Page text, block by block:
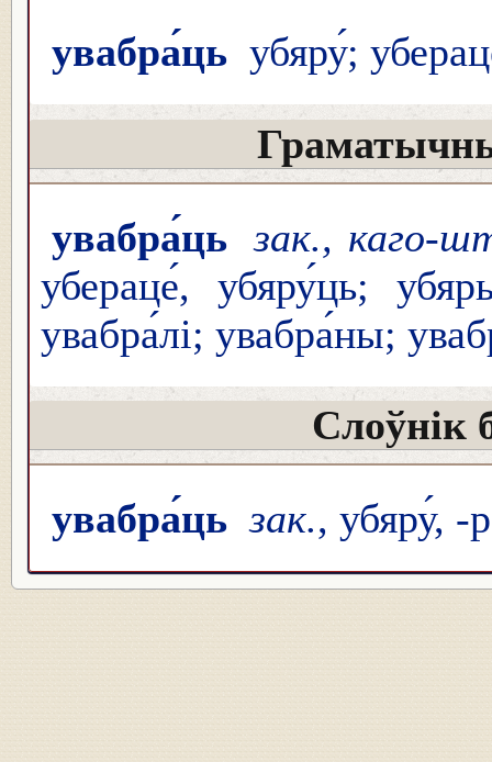
увабра́ць убяру́;
увабра́ць зак., каго-
убераце́, убяру́ць;
увабра́лі; увабра́ны;
Слоўнік
увабра́ць зак., убяру́, -